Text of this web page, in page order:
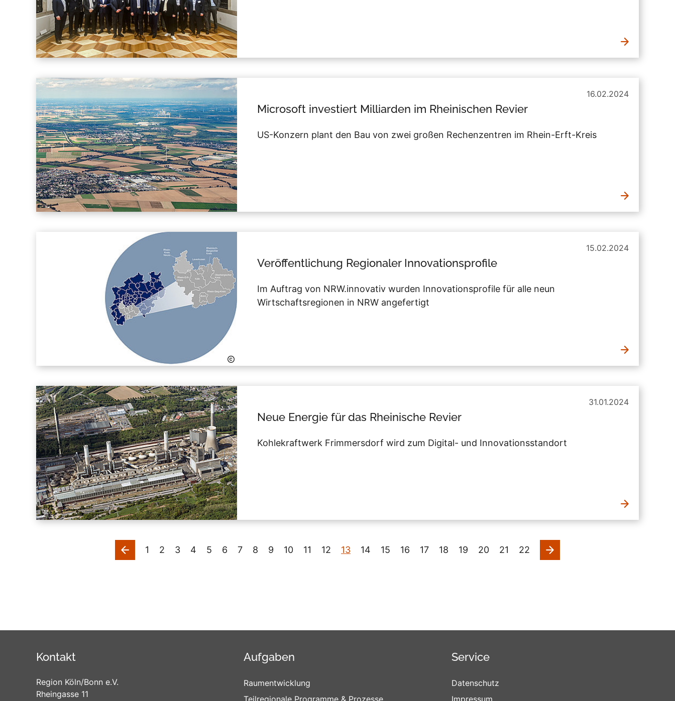
16.02.2024
Microsoft investiert Milliarden im Rheinischen Revier
US-Konzern plant den Bau von zwei großen Rechenzentren im Rhein-Erft-Kreis
15.02.2024
Veröffentlichung Regionaler Innovationsprofile
Im Auftrag von NRW.innovativ wurden Innovationsprofile für alle neun
Wirtschaftsregionen in NRW angefertigt
31.01.2024
Neue Energie für das Rheinische Revier
Kohlekraftwerk Frimmersdorf wird zum Digital- und Innovationsstandort
vorherige
1 2 3 4 5 6 7 8 9 10 11 12 13 14 15 16 17 18 19 20 21 22 nächste
Kontakt
Region Köln/Bonn e.V.
Rheingasse 11
Aufgaben
Raumentwicklung
Teilregionale Programme & Prozesse
Service
Datenschutz
Impressum